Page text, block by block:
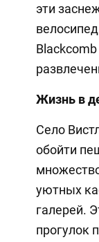
эти
Жизнь в
Село
обойти
уютных
галерей.
прогулок